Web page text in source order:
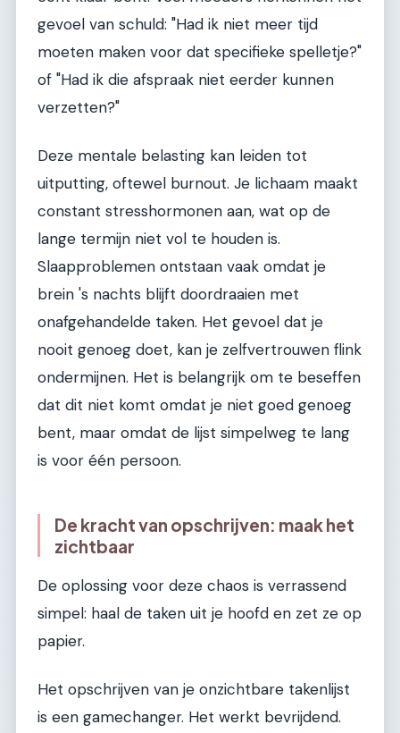
gevoel van schuld: "Had ik niet meer tijd
moeten maken voor dat specifieke spelletje?"
of "Had ik die afspraak niet eerder kunnen
verzetten?"
Deze mentale belasting kan leiden tot
uitputting, oftewel burnout. Je lichaam maakt
constant stresshormonen aan, wat op de
lange termijn niet vol te houden is.
Slaapproblemen ontstaan vaak omdat je
brein 's nachts blijft doordraaien met
onafgehandelde taken. Het gevoel dat je
nooit genoeg doet, kan je zelfvertrouwen flink
ondermijnen. Het is belangrijk om te beseffen
dat dit niet komt omdat je niet goed genoeg
bent, maar omdat de lijst simpelweg te lang
is voor één persoon.
De kracht van opschrijven: maak het
zichtbaar
De oplossing voor deze chaos is verrassend
simpel: haal de taken uit je hoofd en zet ze op
papier.
Het opschrijven van je onzichtbare takenlijst
is een gamechanger. Het werkt bevrijdend.